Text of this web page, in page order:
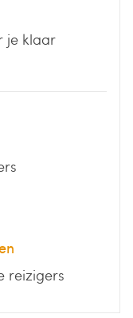
je klaar
reizigers